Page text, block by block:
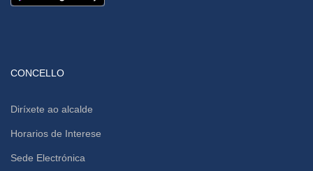
CONCELLO
Diríxete ao alcalde
Horarios de Interese
Sede Electrónica